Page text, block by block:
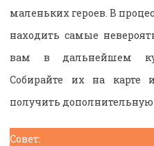
маленьких героев. В
находить самые
вам в дальнейшем
Собирайте их на карте
получить дополнительную
Совет: